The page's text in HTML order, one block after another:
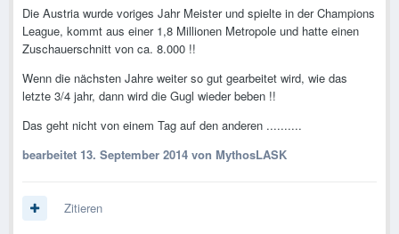
Die Austria wurde voriges Jahr Meister und spielte in der Champions
League, kommt aus einer 1,8 Millionen Metropole und hatte einen
Zuschauerschnitt von ca. 8.000 !!
Wenn die nächsten Jahre weiter so gut gearbeitet wird, wie das
letzte 3/4 jahr, dann wird die Gugl wieder beben !!
Das geht nicht von einem Tag auf den anderen ..........
bearbeitet 13. September 2014 von MythosLASK
Zitieren